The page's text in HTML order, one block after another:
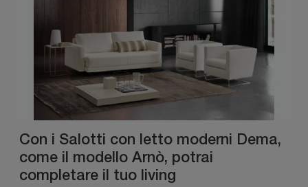
Con i Salotti con letto moderni Dema,
come il modello Arnò, potrai
completare il tuo living